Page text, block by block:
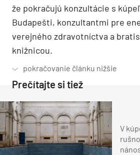
že pokračujú konzultácie s
Budapešti, konzultantmi pre
verejného zdravotníctva a
knižnicou.
Prečítajte si tiež
V